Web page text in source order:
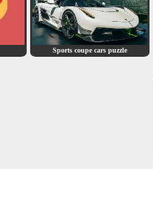
Sports coupe cars puzzle